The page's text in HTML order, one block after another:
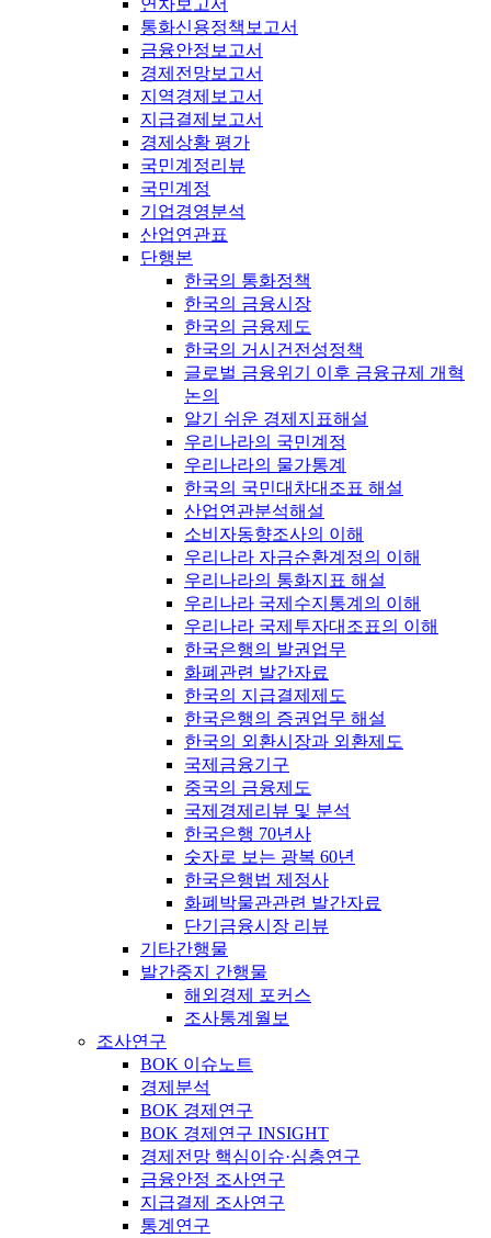
연차보고서
통화신용정책보고서
금융안정보고서
경제전망보고서
지역경제보고서
지급결제보고서
경제상황 평가
국민계정리뷰
국민계정
기업경영분석
산업연관표
단행본
한국의 통화정책
한국의 금융시장
한국의 금융제도
한국의 거시건전성정책
글로벌 금융위기 이후 금융규제 개혁
논의
알기 쉬운 경제지표해설
우리나라의 국민계정
우리나라의 물가통계
한국의 국민대차대조표 해설
산업연관분석해설
소비자동향조사의 이해
우리나라 자금순환계정의 이해
우리나라의 통화지표 해설
우리나라 국제수지통계의 이해
우리나라 국제투자대조표의 이해
한국은행의 발권업무
화폐관련 발간자료
한국의 지급결제제도
한국은행의 증권업무 해설
한국의 외환시장과 외환제도
국제금융기구
중국의 금융제도
국제경제리뷰 및 분석
한국은행 70년사
숫자로 보는 광복 60년
한국은행법 제정사
화폐박물관관련 발간자료
단기금융시장 리뷰
기타간행물
발간중지 간행물
해외경제 포커스
조사통계월보
조사연구
BOK 이슈노트
경제분석
BOK 경제연구
BOK 경제연구 INSIGHT
경제전망 핵심이슈·심층연구
금융안정 조사연구
지급결제 조사연구
통계연구